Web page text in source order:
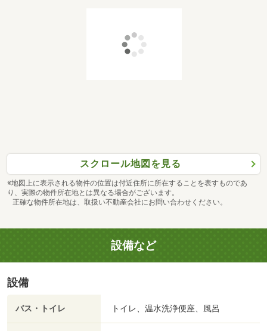
スクロール地図を見る
※地図上に表示される物件の位置は付近住所に所在することを表すものであ
り、実際の物件所在地とは異なる場合がございます。
正確な物件所在地は、取扱い不動産会社にお問い合わせください。
設備など
設備
バス・トイレ トイレ、温水洗浄便座、風呂